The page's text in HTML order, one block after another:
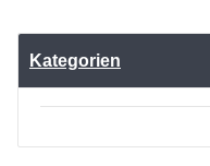
Kategorien